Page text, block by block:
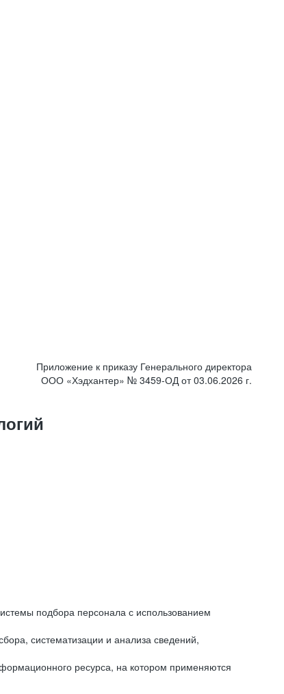
Приложение к приказу Генерального директора
ООО «Хэдхантер» № 3459-ОД от 03.06.2026 г.
подбора персонала с использованием
систематизации и анализа сведений,
ресурса, на котором применяются